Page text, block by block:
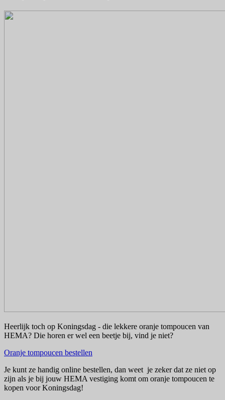
Heerlijk toch op Koningsdag - die lekkere oranje tompoucen van
HEMA? Die horen er wel een beetje bij, vind je niet?
Oranje tompoucen bestellen
Je kunt ze handig online bestellen, dan weet je zeker dat ze niet op
zijn als je bij jouw HEMA vestiging komt om oranje tompoucen te
kopen voor Koningsdag!